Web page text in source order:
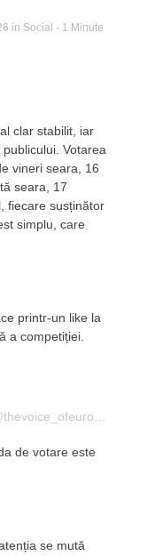
in Social - 1 Minute
clar stabilit, iar
Votarea
vineri seara, 16
seara, 17
fiecare susținător
simplu, care
printr-un like la
a competiției.
de votare este
se mută